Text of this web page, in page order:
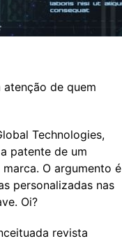
atenção de quem
Technologies,
patente de um
O argumento é
personalizadas nas
Oi?
revista